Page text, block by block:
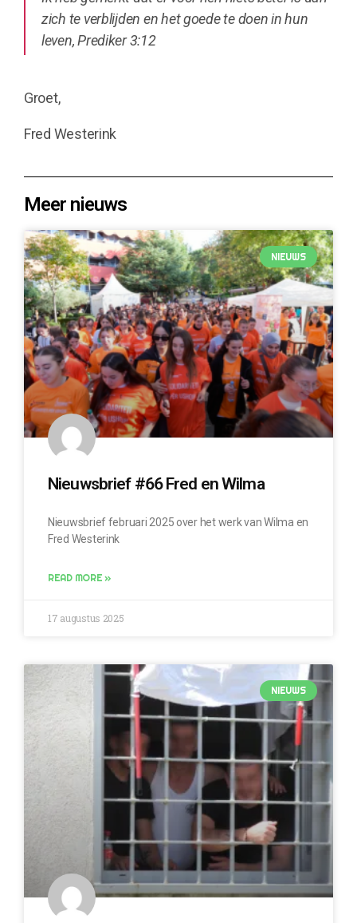
zich te verblijden en het goede te doen in hun
leven, Prediker 3:12
Groet,
Fred Westerink
Meer nieuws
NIEUWS
Nieuwsbrief #66 Fred en Wilma
Nieuwsbrief februari 2025 over het werk van Wilma en
Fred Westerink
READ MORE »
17 augustus 2025
NIEUWS